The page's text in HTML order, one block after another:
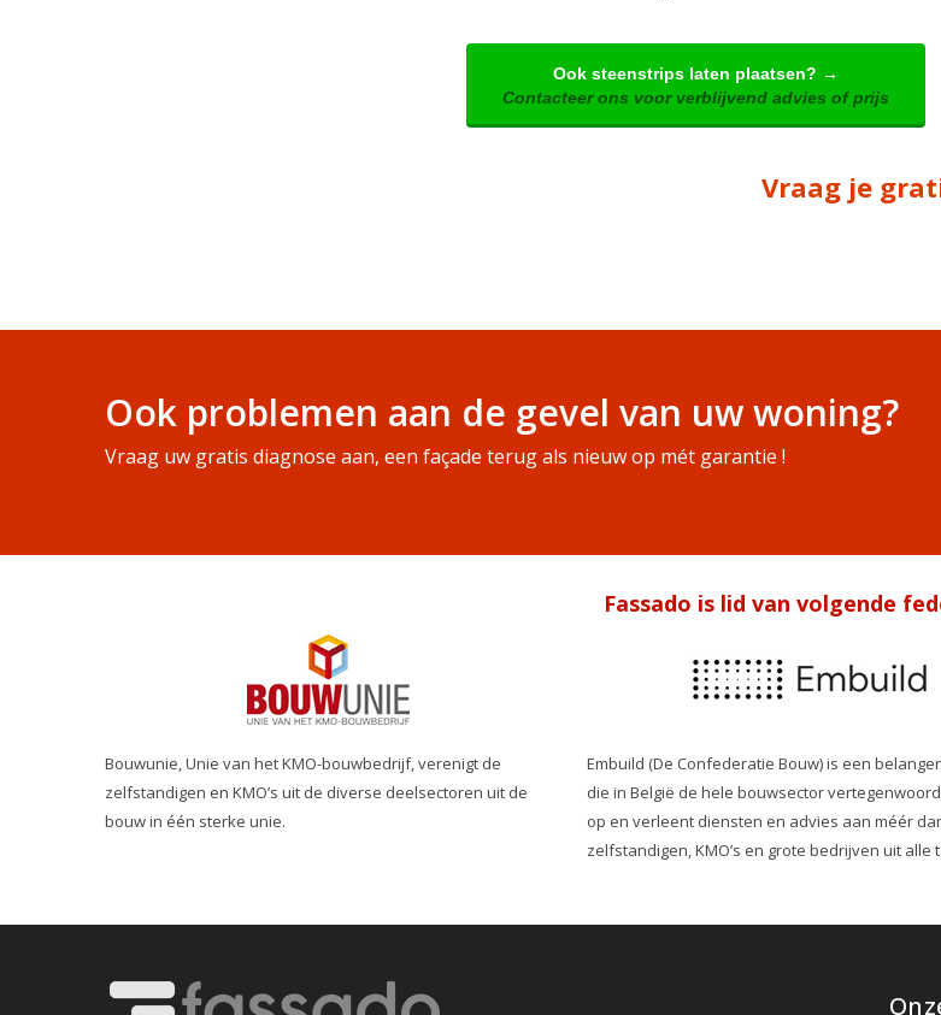
Ook steenstrips laten plaatsen? →
Contacteer ons voor verblijvend advies of prijs
Vraag je
Ook problemen aan de gevel van uw woning?
Vraag uw gratis diagnose aan, een façade terug als nieuw op mét garantie !
Fassado is lid van volgende
Bouwunie, Unie van het KMO-bouwbedrijf, verenigt de
zelfstandigen en KMO’s uit de diverse deelsectoren uit de
bouw in één sterke unie.
Embuild (De Confederatie Bouw) is een
die in België de hele bouwsector
op en verleent diensten en advies aan méér
zelfstandigen, KMO’s en grote bedrijven uit alle